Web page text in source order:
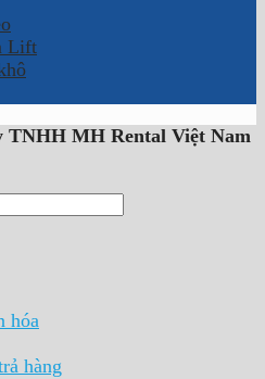
Lift
TNHH MH Rental Việt Nam
hóa
hàng